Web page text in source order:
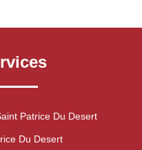
Patrice Du Desert
Du Desert